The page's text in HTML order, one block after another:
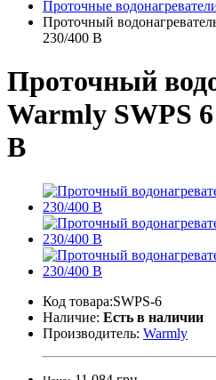
Проточные
Проточный
230/400 В
Проточный
Warmly SWPS
В
Код товара:SWPS-6
Наличие: Есть в наличии
Производитель: Warmly